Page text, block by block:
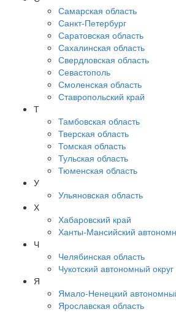
Самарская область
Санкт-Петербург
Саратовская область
Сахалинская область
Свердловская область
Севастополь
Смоленская область
Ставропольский край
Т
Тамбовская область
Тверская область
Томская область
Тульская область
Тюменская область
У
Ульяновская область
Х
Хабаровский край
Ханты-Мансийский
Ч
Челябинская область
Чукотский автономный округ
Я
Ямало-Ненецкий
Ярославская область